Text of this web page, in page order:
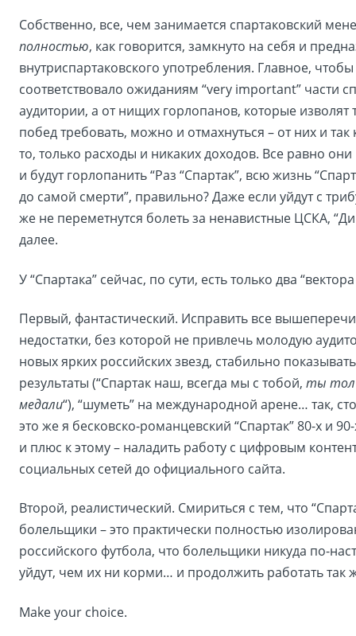
Собственно, все, чем занимается спартаковский
полностью, как говорится, замкнуто на себя и
внутриспартаковского употребления. Главное, чтобы
соответствовало ожиданиям “very important” части
аудитории, а от нищих горлопанов, которые изволят
побед требовать, можно и отмахнуться – от них и
то, только расходы и никаких доходов. Все равно они
и будут горлопанить “Раз “Спартак”, всю жизнь
до самой смерти”, правильно? Даже если уйдут с
же не переметнутся болеть за ненавистные ЦСКА,
далее.
У “Спартака” сейчас, по сути, есть только два
Первый, фантастический. Исправить все
недостатки, без которой не привлечь молодую
новых ярких российских звезд, стабильно
результаты (“Спартак наш, всегда мы с тобой, ты
медали“), “шуметь” на международной арене… так,
это же я бесковско-романцевский “Спартак” 80-х и
и плюс к этому – наладить работу с цифровым
социальных сетей до официального сайта.
Второй, реалистический. Смириться с тем, что
болельщики – это практически полностью
российского футбола, что болельщики никуда по-
уйдут, чем их ни корми… и продолжить работать так
Make your choice.